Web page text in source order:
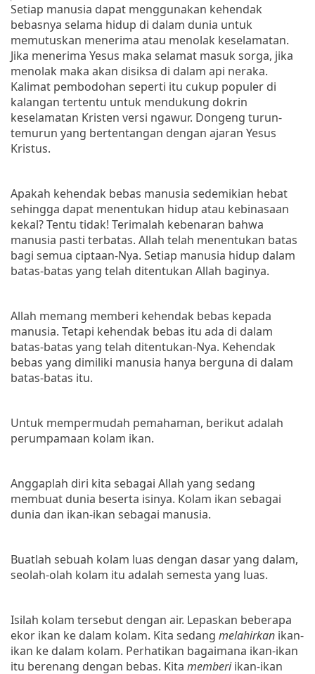
Setiap manusia dapat menggunakan kehendak
bebasnya selama hidup di dalam dunia untuk
memutuskan menerima atau menolak keselamatan.
Jika menerima Yesus maka selamat masuk sorga, jika
menolak maka akan disiksa di dalam api neraka.
Kalimat pembodohan seperti itu cukup populer di
kalangan tertentu untuk mendukung dokrin
keselamatan Kristen versi ngawur. Dongeng turun-
temurun yang bertentangan dengan ajaran Yesus
Kristus.
Apakah kehendak bebas manusia sedemikian hebat
sehingga dapat menentukan hidup atau kebinasaan
kekal? Tentu tidak! Terimalah kebenaran bahwa
manusia pasti terbatas. Allah telah menentukan batas
bagi semua ciptaan-Nya. Setiap manusia hidup dalam
batas-batas yang telah ditentukan Allah baginya.
Allah memang memberi kehendak bebas kepada
manusia. Tetapi kehendak bebas itu ada di dalam
batas-batas yang telah ditentukan-Nya. Kehendak
bebas yang dimiliki manusia hanya berguna di dalam
batas-batas itu.
Untuk mempermudah pemahaman, berikut adalah
perumpamaan kolam ikan.
Anggaplah diri kita sebagai Allah yang sedang
membuat dunia beserta isinya. Kolam ikan sebagai
dunia dan ikan-ikan sebagai manusia.
Buatlah sebuah kolam luas dengan dasar yang dalam,
seolah-olah kolam itu adalah semesta yang luas.
Isilah kolam tersebut dengan air. Lepaskan beberapa
ekor ikan ke dalam kolam. Kita sedang melahirkan ikan-
ikan ke dalam kolam. Perhatikan bagaimana ikan-ikan
itu berenang dengan bebas. Kita memberiikan-ikan